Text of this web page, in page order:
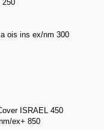
250
ois ins ex/nm 300
ISRAEL 450
ex+ 850